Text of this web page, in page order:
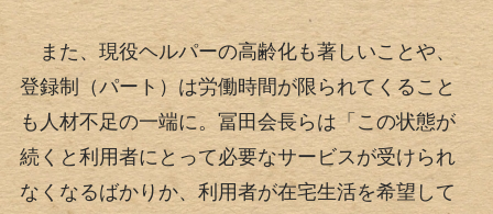
また、現役ヘルパーの高齢化も著しいことや、
登録制（パート）は労働時間が限られてくること
も人材不足の一端に。冨田会長らは「この状態が
続くと利用者にとって必要なサービスが受けられ
なくなるばかりか、利用者が在宅生活を希望して